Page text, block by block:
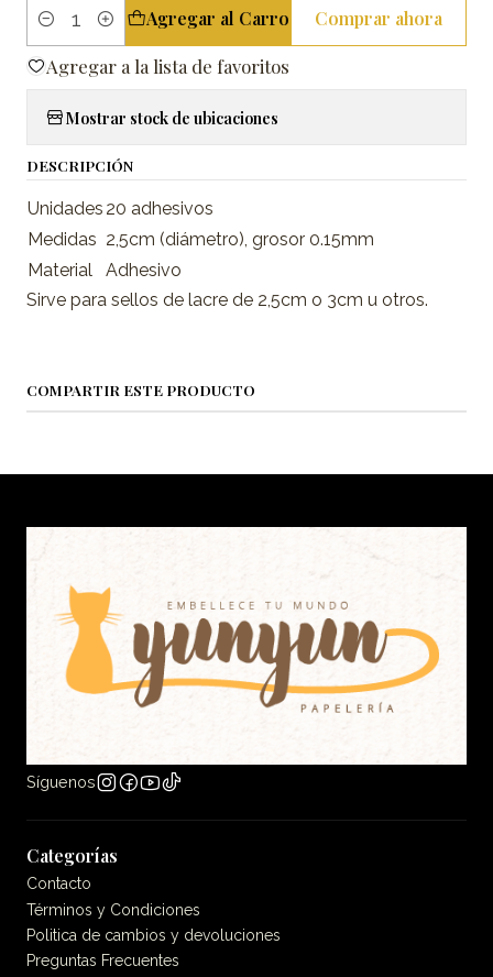
Cantidad
Agregar al Carro Comprar ahora
Agregar a la lista de favoritos
Mostrar stock de ubicaciones
DESCRIPCIÓN
Unidades 20 adhesivos
Medidas 2,5cm (diámetro), grosor 0.15mm
Material
Adhesivo
Sirve para sellos de lacre de 2,5cm o 3cm u otros.
COMPARTIR ESTE PRODUCTO
Síguenos
Categorías
Contacto
Términos y Condiciones
Politica de cambios y devoluciones
Preguntas Frecuentes